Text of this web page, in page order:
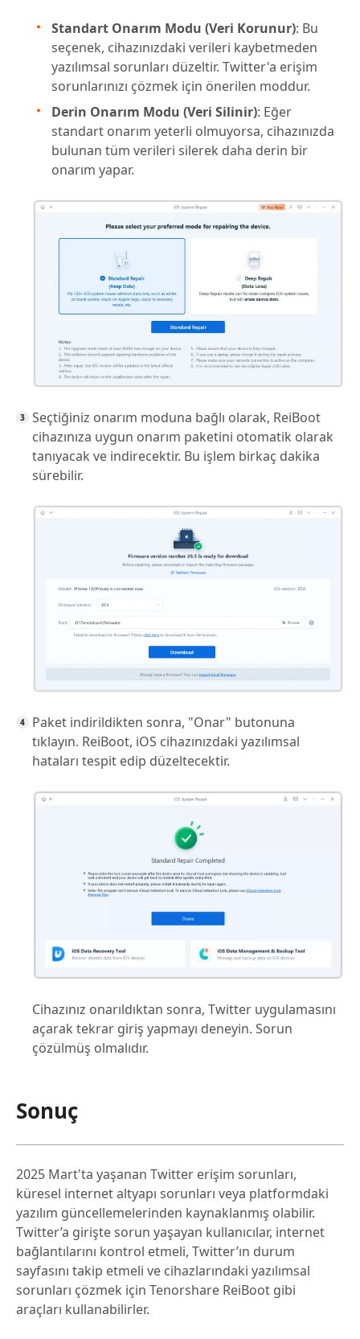
Standart Onarım Modu (Veri Korunur): Bu
seçenek, cihazınızdaki verileri kaybetmeden
yazılımsal sorunları düzeltir. Twitter'a erişim
sorunlarınızı çözmek için önerilen moddur.
Derin Onarım Modu (Veri Silinir): Eğer
standart onarım yeterli olmuyorsa, cihazınızda
bulunan tüm verileri silerek daha derin bir
onarım yapar.
Seçtiğiniz onarım moduna bağlı olarak, ReiBoot
cihazınıza uygun onarım paketini otomatik olarak
tanıyacak ve indirecektir. Bu işlem birkaç dakika
sürebilir.
Paket indirildikten sonra, "Onar" butonuna
tıklayın. ReiBoot, iOS cihazınızdaki yazılımsal
hataları tespit edip düzeltecektir.
Cihazınız onarıldıktan sonra, Twitter uygulamasını
açarak tekrar giriş yapmayı deneyin. Sorun
çözülmüş olmalıdır.
Sonuç
2025 Mart'ta yaşanan Twitter erişim sorunları,
küresel internet altyapı sorunları veya platformdaki
yazılım güncellemelerinden kaynaklanmış olabilir.
Twitter’a girişte sorun yaşayan kullanıcılar, internet
bağlantılarını kontrol etmeli, Twitter’ın durum
sayfasını takip etmeli ve cihazlarındaki yazılımsal
sorunları çözmek için Tenorshare ReiBoot gibi
araçları kullanabilirler.